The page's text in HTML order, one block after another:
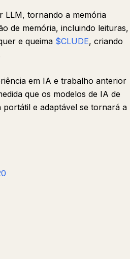
LLM, tornando a memória
de memória, incluindo leituras,
e queima $CLUDE, criando
em IA e trabalho anterior
que os modelos de IA de
e adaptável se tornará a